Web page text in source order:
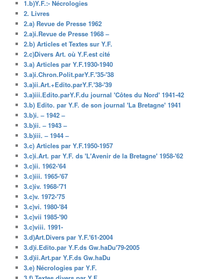
1.b)Y.F.:- Nécrologies
2. Livres
2.a) Revue de Presse 1962
2.a)i.Revue de Presse 1968 –
2.b) Articles et Textes sur Y.F.
2.c)Divers Art. où Y.F.est cité
3.a) Articles par Y.F.1930-1940
3.a)i.Chron.Polit.parY.F.'35-'38
3.a)ii.Art.+Edito.parY.F.'38-'39
3.a)iii.Edito.parY.F.du journal 'Côtes du Nord' 1941-42
3.b) Edito. par Y.F. de son journal 'La Bretagne' 1941
3.b)i. – 1942 –
3.b)ii. – 1943 –
3.b)iii. – 1944 –
3.c) Articles par Y.F.1950-1957
3.c)i.Art. par Y.F. ds 'L'Avenir de la Bretagne' 1958-'62
3.c)ii. 1962-'64
3.c)iii. 1965-'67
3.c)iv. 1968-'71
3.c)v. 1972-'75
3.c)vi. 1980-'84
3.c)vii 1985-'90
3.c)viii. 1991-
3.d)Art.Divers par Y.F.'61-2004
3.d)i.Edito.par Y.F.ds Gw.haDu'79-2005
3.d)ii.Art.par Y.F.ds Gw.haDu
3.e) Nécrologies par Y.F.